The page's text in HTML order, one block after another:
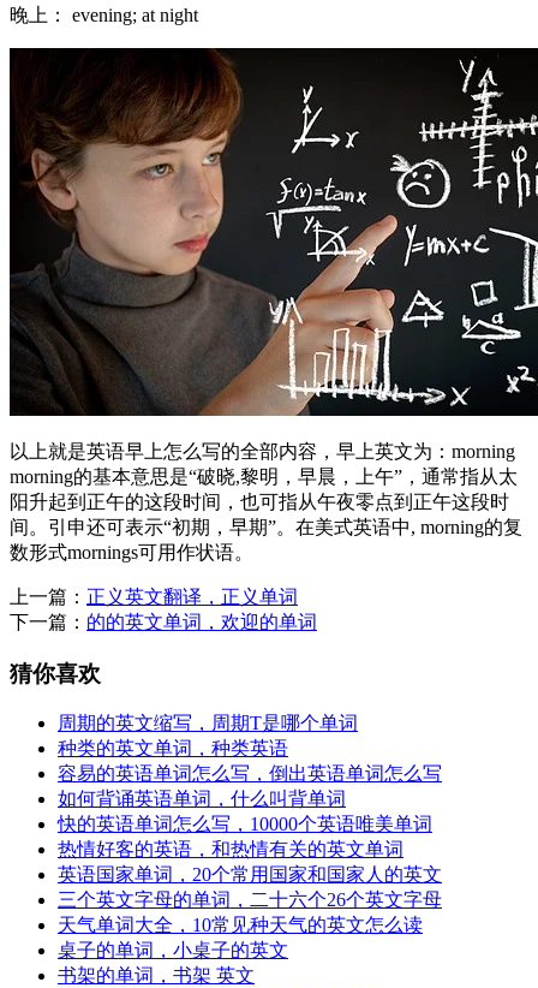
晚上： evening; at night
以上就是英语早上怎么写的全部内容，早上英文为：morning
morning的基本意思是“破晓,黎明，早晨，上午”，通常指从太
阳升起到正午的这段时间，也可指从午夜零点到正午这段时
间。引申还可表示“初期，早期”。在美式英语中, morning的复
数形式mornings可用作状语。
上一篇： 正义英文翻译，正义单词
下一篇： 的的英文单词，欢迎的单词
猜你喜欢
周期的英文缩写，周期T是哪个单词
种类的英文单词，种类英语
容易的英语单词怎么写，倒出英语单词怎么写
如何背诵英语单词，什么叫背单词
快的英语单词怎么写，10000个英语唯美单词
热情好客的英语，和热情有关的英文单词
英语国家单词，20个常用国家和国家人的英文
三个英文字母的单词，二十六个26个英文字母
天气单词大全，10常见种天气的英文怎么读
桌子的单词，小桌子的英文
书架的单词，书架 英文